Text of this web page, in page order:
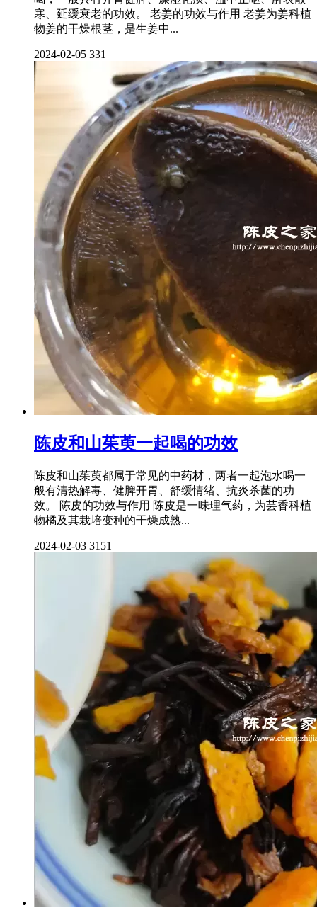
寒、延缓衰老的功效。 老姜的功效与作用 老姜为姜科植
物姜的干燥根茎，是生姜中...
2024-02-05 331
陈皮和山茱萸一起喝的功效
陈皮和山茱萸都属于常见的中药材，两者一起泡水喝一
般有清热解毒、健脾开胃、舒缓情绪、抗炎杀菌的功
效。 陈皮的功效与作用 陈皮是一味理气药，为芸香科植
物橘及其栽培变种的干燥成熟...
2024-02-03 3151